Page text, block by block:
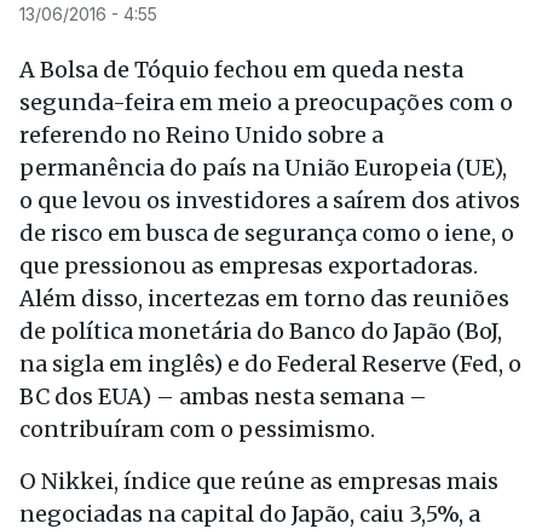
13/06/2016 - 4:55
A Bolsa de Tóquio fechou em queda nesta
segunda-feira em meio a preocupações com o
referendo no Reino Unido sobre a
permanência do país na União Europeia (UE),
o que levou os investidores a saírem dos ativos
de risco em busca de segurança como o iene, o
que pressionou as empresas exportadoras.
Além disso, incertezas em torno das reuniões
de política monetária do Banco do Japão (BoJ,
na sigla em inglês) e do Federal Reserve (Fed, o
BC dos EUA) – ambas nesta semana –
contribuíram com o pessimismo.
O Nikkei, índice que reúne as empresas mais
negociadas na capital do Japão, caiu 3,5%, a